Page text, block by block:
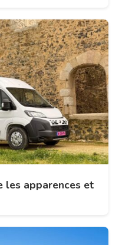
les apparences et